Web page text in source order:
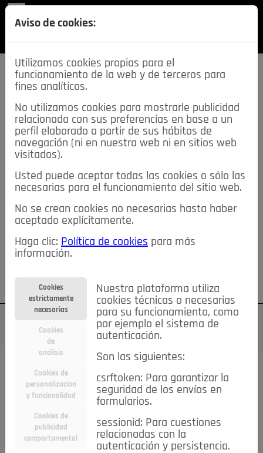
SECCIONES
descarga esta
REVISTA
≡NOTICIAS
NOTICIAS SERVICIOS DE INTERÉS
TABLÓN DE ANUNCIOS MIS ANUNCIOS CONTACTO
NOSOTROS
Su cuenta Regístrese ¿Olvidó su contraseña?
Aviso de cookies:
Utilizamos cookies propias para el
funcionamiento de la web y de terceros para
fines analíticos.
No utilizamos cookies para mostrarle publicidad
relacionada con sus preferencias en base a un
perfil elaborado a partir de sus hábitos de
navegación (ni en nuestra web ni en sitios web
visitados).
Usted puede aceptar todas las cookies o sólo las
necesarias para el funcionamiento del sitio web.
No se crean cookies no necesarias hasta haber
aceptado explícitamente.
Haga clic: Política de cookies para más
información.
Cookies
estrictamente
necesarias
Cookies
de
análisis
Cookies de
personalización
y funcionalidad
Cookies de
publicidad
comportamental
Nuestra plataforma utiliza
cookies técnicas o necesarias
para su funcionamiento, como
por ejemplo el sistema de
autenticación.
Son las siguientes:
csrftoken: Para garantizar la
seguridad de los envíos en
formularios.
sessionid: Para cuestiones
relacionadas con la
autenticación y persistencia.